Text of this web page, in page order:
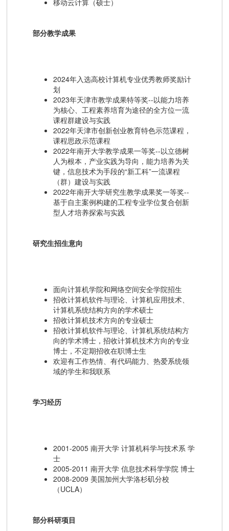
移动云计算（硕士）
部分教学成果
2024年入选高校计算机专业优秀教师奖励计
划
2023年天津市教学成果特等奖--以能力培养
为核心、工程素养培育为途径的全方位一流
课程群建设与实践
2022年天津市创新创业教育特色示范课程，
课程思政示范课程
2022年南开大学教学成果一等奖--以立德树
人为根本，产业实践为导向，能力培养为关
键，信息技术为手段的“新工科”一流课程
（群）建设与实践
2022年南开大学研究生教学成果奖一等奖--
基于自主案例构建的工程专业学位复合创新
型人才培养探索与实践
研究生招生意向
面向计算机学院和网络空间安全学院招生
招收计算机软件与理论、计算机应用技术、
计算机系统结构方向的学术硕士
招收计算机技术方向的专业硕士
招收计算机软件与理论、计算机系统结构方
向的学术博士，招收计算机技术方向的专业
博士，不定期招收在职博士生
欢迎有工作热情、有代码能力、热爱系统领
域的学生和我联系
学习经历
2001-2005 南开大学 计算机科学与技术系 学
士
2005-2011 南开大学 信息技术科学学院 博士
2008-2009 美国加州大学洛杉矶分校
（UCLA）
部分科研项目